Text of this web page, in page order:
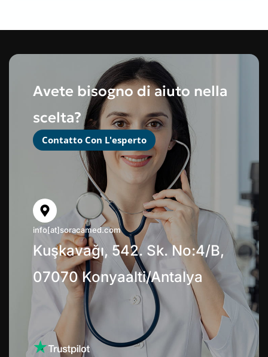
Avete bisogno di aiuto nella
scelta?
Contatto Con L'esperto
info[at]soracamed.com
Kuşkavağı, 542. Sk. No:4/B,
07070 Konyaalti/Antalya